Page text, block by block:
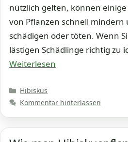
nützlich gelten, können
von Pflanzen schnell mindern
schädigen oder töten. Wenn
lästigen Schädlinge richtig zu
Weiterlesen
Kategorien
Hibiskus
Kommentar hinterlassen